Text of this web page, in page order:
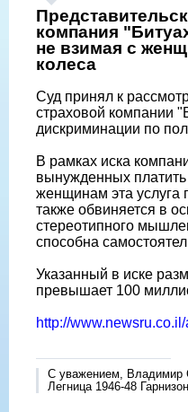
компания
не взимая с
колеса
Суд принял к
страховой компании
дискриминации по
В рамках иска
вынужденных платить
женщинам эта услуга
также обвиняется в
стереотипного
способна
Указанный в иске
превышает 100
http://
С уважением, Владимир
Легница 1946-48